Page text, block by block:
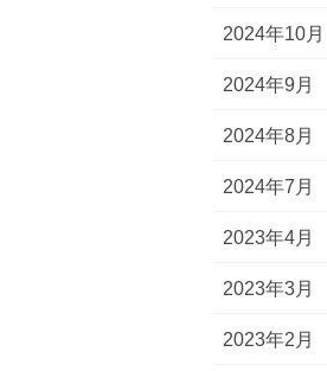
2024年10月
2024年9月
2024年8月
2024年7月
2023年4月
2023年3月
2023年2月